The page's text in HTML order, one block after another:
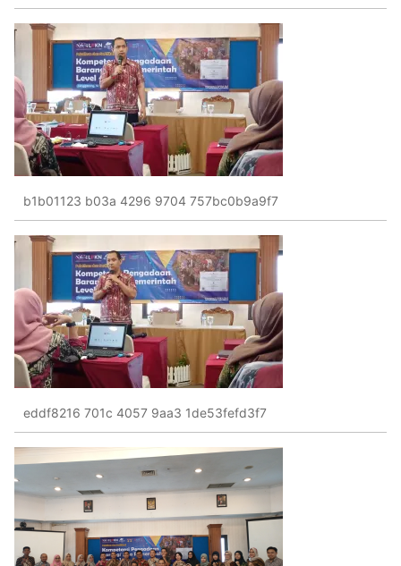
b1b01123 b03a 4296 9704 757bc0b9a9f7
eddf8216 701c 4057 9aa3 1de53fefd3f7